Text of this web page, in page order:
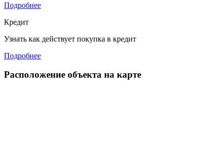
Подробнее
Кредит
Узнать как действует покупка в кредит
Подробнее
Расположение объекта на карте